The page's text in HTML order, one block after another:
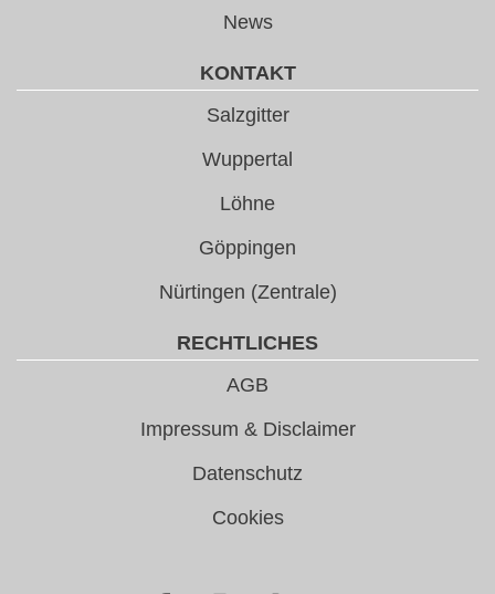
News
KONTAKT
Salzgitter
Wuppertal
Löhne
Göppingen
Nürtingen (Zentrale)
RECHTLICHES
AGB
Impressum & Disclaimer
Datenschutz
Cookies